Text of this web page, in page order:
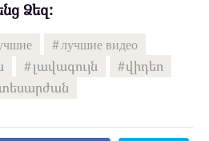
Ձեզ:
лучшие видео
լավագույն
վիդեո